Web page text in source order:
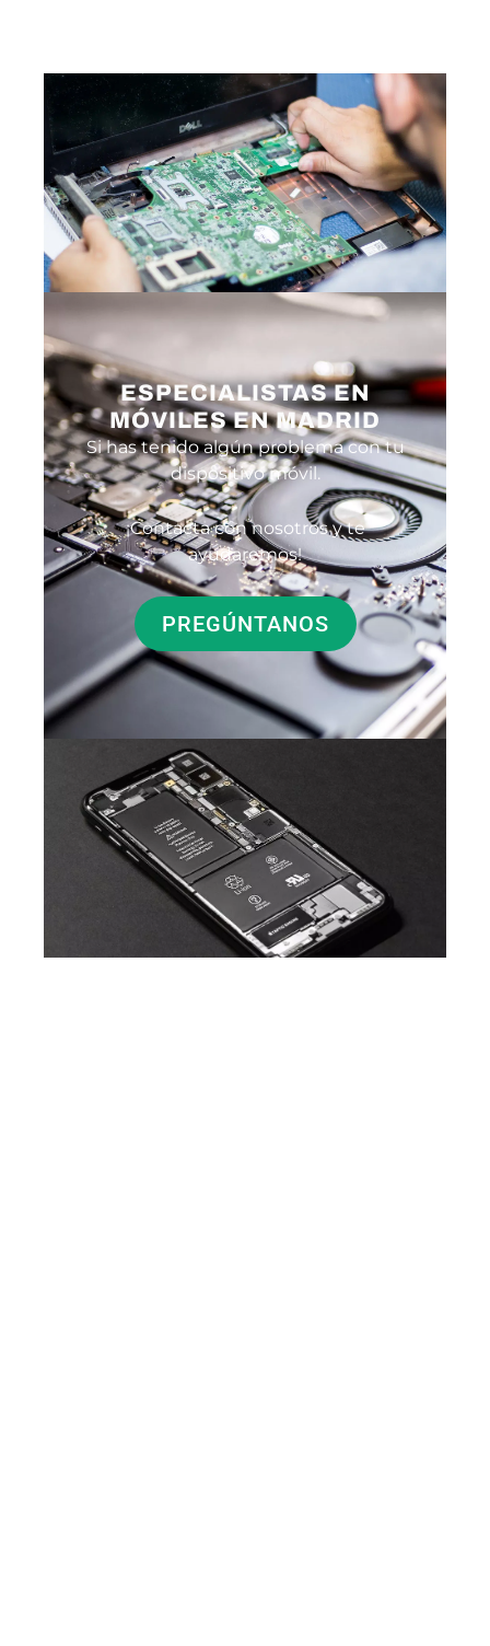
ESPECIALISTAS EN
MÓVILES EN MADRID
Si has tenido algún problema con tu
dispositivo móvil.
¡Contacta con nosotros y te
ayudaremos!
PREGÚNTANOS